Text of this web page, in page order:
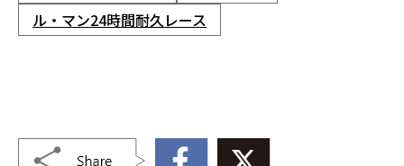
ル・マン24時間耐久レース